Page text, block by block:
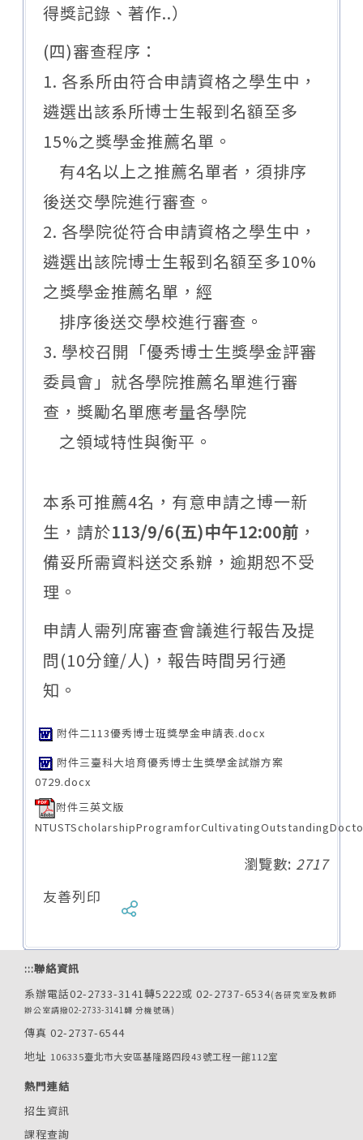
得獎記錄、著作..）
(四)審查程序：
1. 各系所由符合申請資格之學生中，
遴選出該系所博士生報到名額至多
15%之獎學金推薦名單。
有4名以上之推薦名單者，須排序
後送交學院進行審查。
2. 各學院從符合申請資格之學生中，
遴選出該院博士生報到名額至多10%
之獎學金推薦名單，經
排序後送交學校進行審查。
3. 學校召開「優秀博士生獎學金評審
委員會」就各學院推薦名單進行審
查，獎勵名單應考量各學院
之領域特性與衡平。
本系可推薦4名，有意申請之博一新
生，請於113/9/6(五)中午12:00前 ，
備妥所需資料送交系辦，逾期恕不受
理。
申請人需列席審查會議進行報告及提
問(10分鐘/人)，報告時間另行通
知。
附件二113優秀博士班獎學金申請表.docx
附件三臺科大培育優秀博士生獎學金試辦方案
0729.docx
附件三英文版
瀏覽數: 2717
友善列印
:::聯絡資訊
系辦電話02-2733-3141轉5222或 02-2737-6534(各研究室及教師
辦公室請撥02-2733-3141轉 分機號碼)
傳真 02-2737-6544
地址 106335臺北市大安區基隆路四段43號工程一館112室
熱門連結
招生資訊
課程查詢